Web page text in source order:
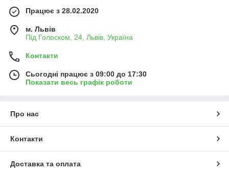
Працює з 28.02.2020
м. Львів
Під Голоском, 24, Львів, Україна
Контакти
Сьогодні працює з 09:00 до 17:30
Показати весь графік роботи
Про нас
Контакти
Доставка та оплата